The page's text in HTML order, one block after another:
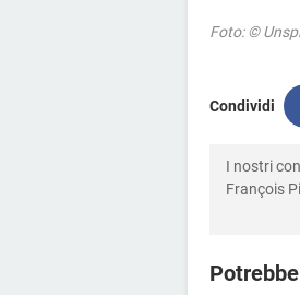
Foto: ©
Condividi
I nostri
François